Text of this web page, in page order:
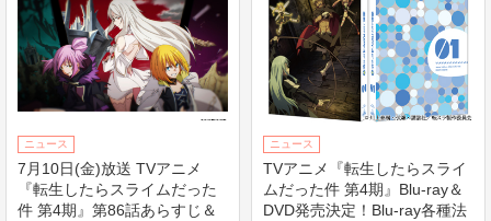
ニュース
7月10日(金)放送 TVアニメ
『転生したらスライムだった
件 第4期』第86話あらすじ＆
ニュース
TVアニメ『転生したらスライ
ムだった件 第4期』Blu-ray＆
DVD発売決定！Blu-ray各種法